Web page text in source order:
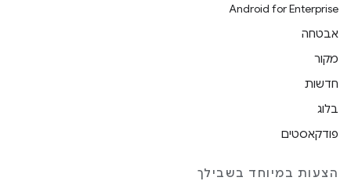
Android for Enterprise
אבטחה
מקור
חדשות
בלוג
פודקאסטים
הצעות במיוחד בשבילך